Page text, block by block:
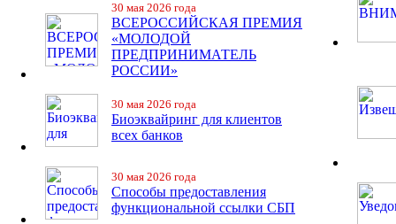
30 мая 2026 года
ВСЕРОССИЙСКАЯ ПРЕМИЯ
«МОЛОДОЙ
ПРЕДПРИНИМАТЕЛЬ
РОССИИ»
30 мая 2026 года
Биоэквайринг для клиентов
всех банков
30 мая 2026 года
Способы предоставления
функциональной ссылки СБП